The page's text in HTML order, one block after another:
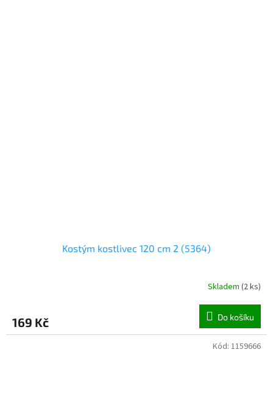
Kostým kostlivec 120 cm 2 (5364)
Skladem (2 ks)
169 Kč Do košíku
Kód: 1159666